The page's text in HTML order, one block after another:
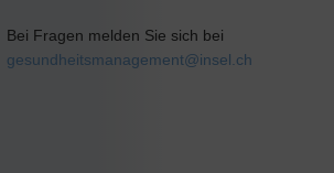
Bei Fragen melden Sie sich bei
gesundheitsmanagement@insel.ch